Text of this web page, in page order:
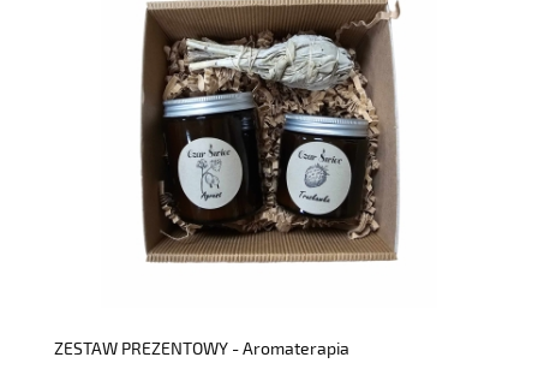
ZESTAW PREZENTOWY - Aromaterapia
do koszyka